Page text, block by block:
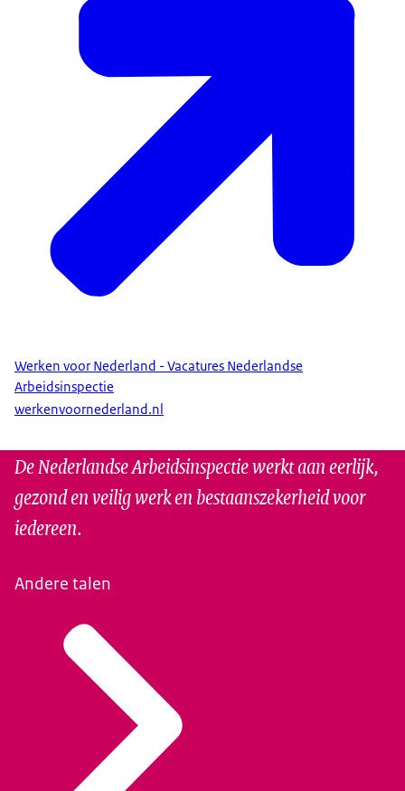
Werken voor Nederland - Vacatures Nederlandse
Arbeidsinspectie
werkenvoornederland.nl
De Nederlandse Arbeidsinspectie werkt aan eerlijk,
gezond en veilig werk en bestaanszekerheid voor
iedereen.
Andere talen